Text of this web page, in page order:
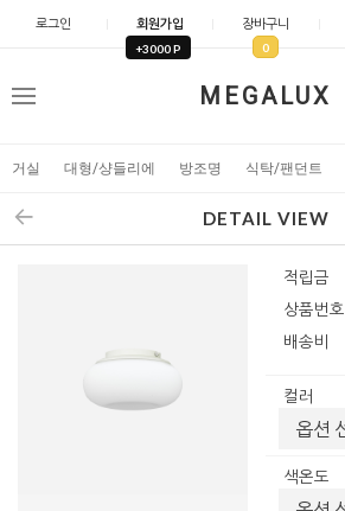
로그인 회원가입
+3000 P
장바구니
0
MEGALUX
메
거실 대형/샹들리에 방조명 식탁/팬던트
DETAIL VIEW
적립금
상품번호
배송비
컬러
색온도